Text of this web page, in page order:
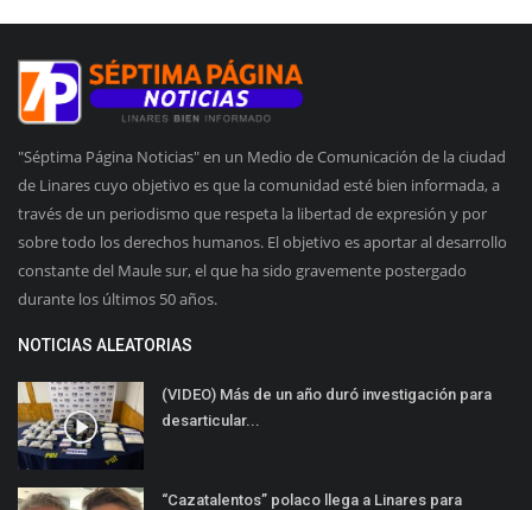
"Séptima Página Noticias" en un Medio de Comunicación de la ciudad
de Linares cuyo objetivo es que la comunidad esté bien informada, a
través de un periodismo que respeta la libertad de expresión y por
sobre todo los derechos humanos. El objetivo es aportar al desarrollo
constante del Maule sur, el que ha sido gravemente postergado
durante los últimos 50 años.
NOTICIAS ALEATORIAS
(VIDEO) Más de un año duró investigación para
desarticular...
“Cazatalentos” polaco llega a Linares para